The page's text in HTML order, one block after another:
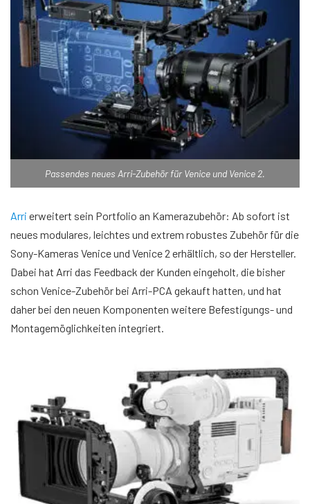
Passendes neues Arri-Zubehör für Venice und Venice 2.
Arri erweitert sein Portfolio an Kamerazubehör: Ab sofort ist
neues modulares, leichtes und extrem robustes Zubehör für die
Sony-Kameras Venice und Venice 2 erhältlich, so der Hersteller.
Dabei hat Arri das Feedback der Kunden eingeholt, die bisher
schon Venice-Zubehör bei Arri-PCA gekauft hatten, und hat
daher bei den neuen Komponenten weitere Befestigungs- und
Montagemöglichkeiten integriert.